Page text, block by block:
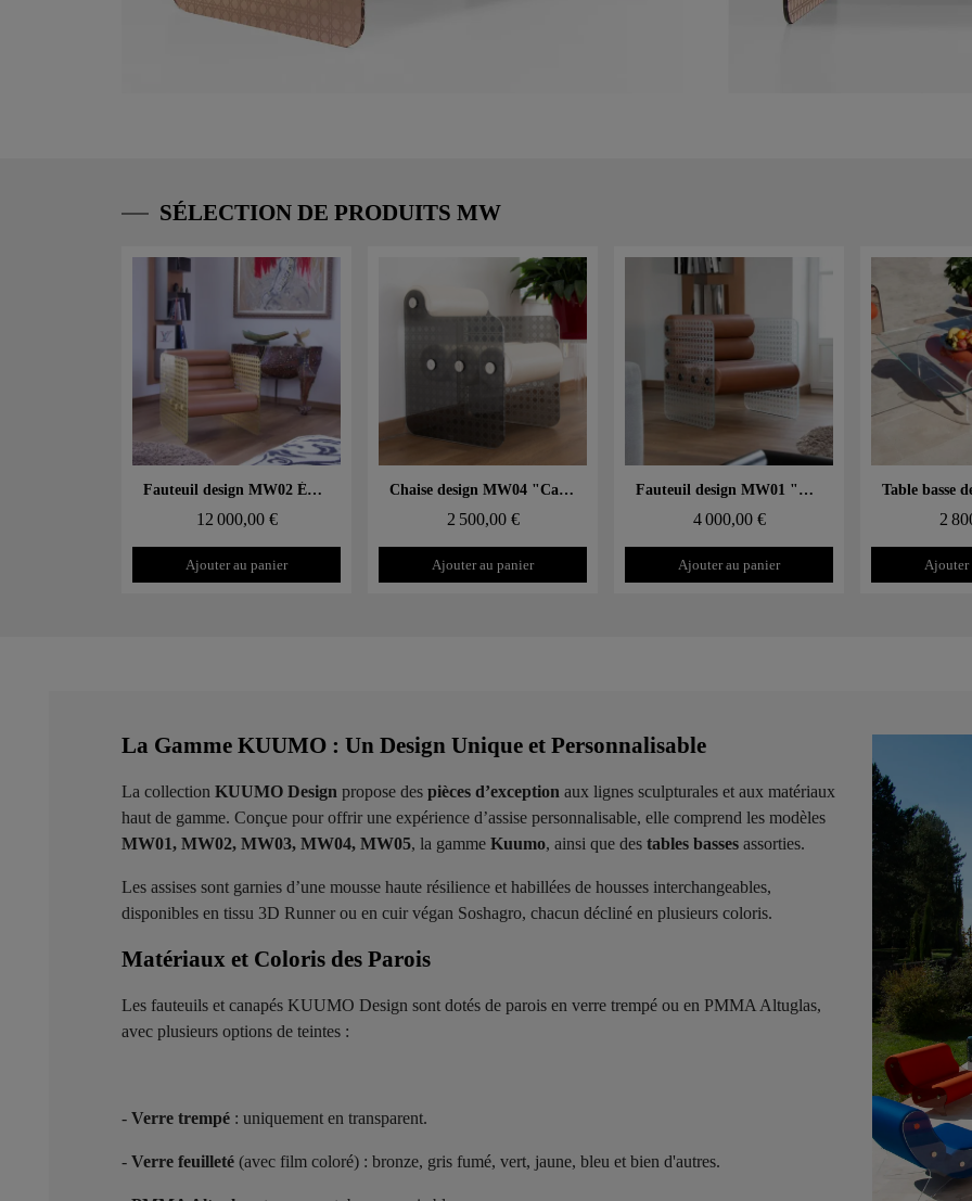
SÉLECTION DE PRODUITS MW
Aperçu rapide Fauteuil design MW02 Édition limitée "Cannage OR" – Parois en verre, assise en mousse
12 000,00 €
Ajouter au panier
Aperçu rapide Chaise design MW04 "Cannage" – Parois en verre, assise en mousse
2 500,00 €
Ajouter au panier
Aperçu rapide Fauteuil design MW01 "Cannage" – Parois en verre, assise en mousse
4 000,00 €
Ajouter au panier
2
Ajouter
La Gamme KUUMO : Un Design Unique et Personnalisable
La collection KUUMO Design propose des pièces d’exception aux lignes sculpturales et aux matériaux
haut de gamme. Conçue pour offrir une expérience d’assise personnalisable, elle comprend les modèles
MW01, MW02, MW03, MW04, MW05, la gamme Kuumo, ainsi que des tables basses assorties.
Les assises sont garnies d’une mousse haute résilience et habillées de housses interchangeables,
disponibles en tissu 3D Runner ou en cuir végan Soshagro, chacun décliné en plusieurs coloris.
Matériaux et Coloris des Parois ​
Les fauteuils et canapés KUUMO Design sont dotés de parois en verre trempé ou en PMMA Altuglas,
avec plusieurs options de teintes :
- Verre trempé : uniquement en transparent.
- Verre feuilleté (avec film coloré) : bronze, gris fumé, vert, jaune, bleu et bien d'autres.